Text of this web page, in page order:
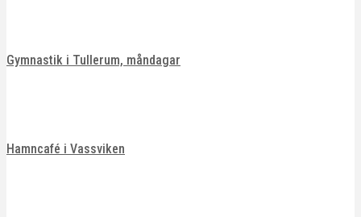
Gymnastik i Tullerum, måndagar
Hamncafé i Vassviken